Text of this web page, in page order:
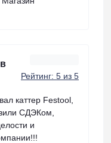
Рейтинг: 5 из 5
каттер Festool,
СДЭКом,
и